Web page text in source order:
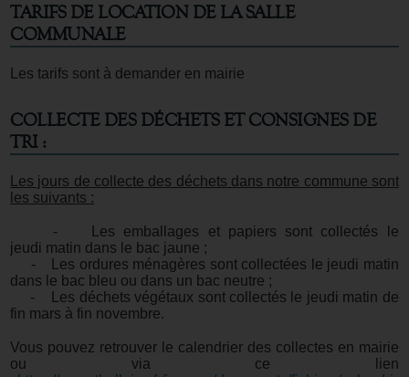
TARIFS DE LOCATION DE LA SALLE
COMMUNALE
Les tarifs sont à demander en mairie
COLLECTE DES DÉCHETS ET CONSIGNES DE
TRI :
Les jours de collecte des déchets dans notre commune sont
les suivants :
- Les emballages et papiers sont collectés le
jeudi matin dans le bac jaune ;
- Les ordures ménagères sont collectées le jeudi matin
dans le bac bleu ou dans un bac neutre ;
- Les déchets végétaux sont collectés le jeudi matin de
fin mars à fin novembre.
Vous pouvez retrouver le calendrier des collectes en mairie
ou via ce lien